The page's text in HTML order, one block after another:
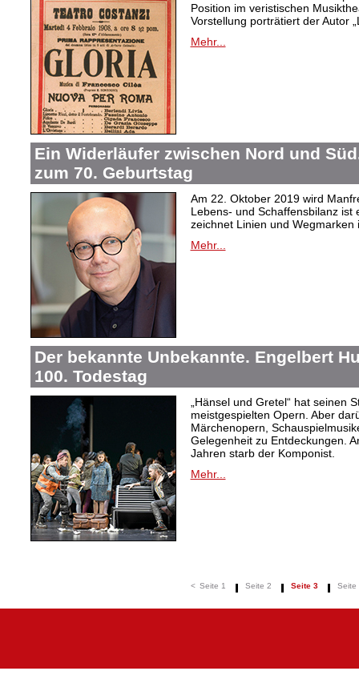
Position im veristischen
Vorstellung porträtiert der Autor
Mehr...
Ein Widerläufer zwischen Nord und
zum 70. Geburtstag
Am 22. Oktober 2019 wird
Lebens- und Schaffensbilanz
zeichnet Linien und
Mehr...
Der bekannte Unbekannte. Engelbert
100. Todestag
„Hänsel und Gretel“ hat seinen
meistgespielten Opern. Aber
Märchenopern,
Gelegenheit zu Entdeckungen.
Jahren starb der Komponist.
Mehr...
< Seite 1 Seite 2 Seite 3 Seite